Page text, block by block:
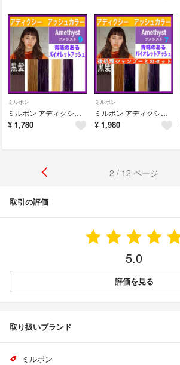
ミルボン
ミルボン アディクシー ⑨アッシュパープル 紫【ブリーチとセットで5%割引き
¥ 1,780
ミルボン
ミルボン アディクシー⑦アッシュパープルとシャンプー【ブリーチとセットで5%割引
¥ 1,980
2 / 12 ページ
取引の評価
5.0
評価を見る
取り扱いブランド
ミルボン